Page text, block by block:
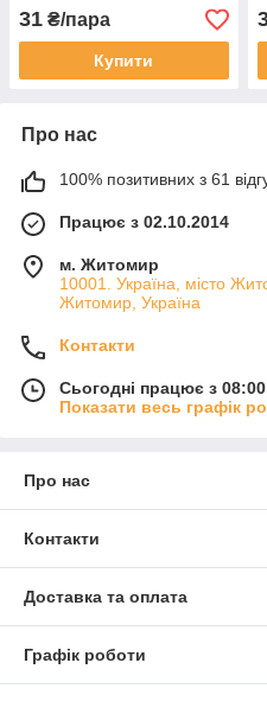
31 ₴/пара
Купити
Про нас
100% позитивних з 61
Працює з 02.10.2014
м. Житомир
10001. Україна, місто
Житомир, Україна
Контакти
Сьогодні працює з
Показати весь графік
Про нас
Контакти
Доставка та оплата
Графік роботи